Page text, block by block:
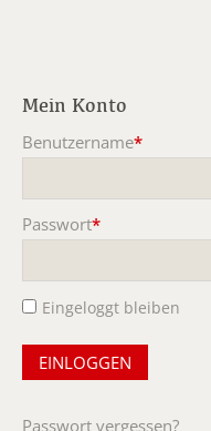
Mein Konto
Benutzername*
Passwort*
Eingeloggt bleiben
Passwort vergessen?